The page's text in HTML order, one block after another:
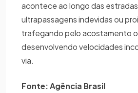
acontece ao longo das
ultrapassagens indevidas ou
trafegando pelo acostamento
desenvolvendo velocidades
via.
Fonte: Agência Brasil